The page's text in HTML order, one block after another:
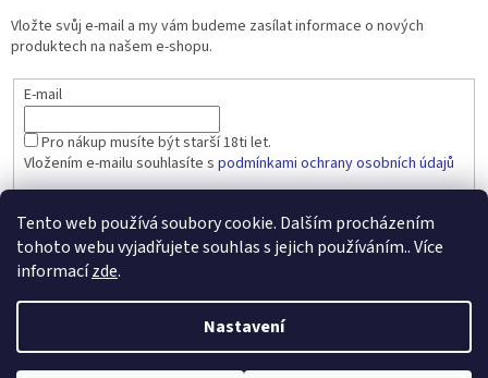
Tento web používá soubory cookie. Dalším procházením
tohoto webu vyjadřujete souhlas s jejich používáním.. Více
informacízde.
Nastavení
Vložte svůj e-mail a my vám budeme zasílat informace o nových
produktech na našem e-shopu.
E-mail
Pro nákup musíte být starší 18ti let.
Vložením e-mailu souhlasíte s podmínkami ochrany osobních údajů
PŘIHLÁSIT SE